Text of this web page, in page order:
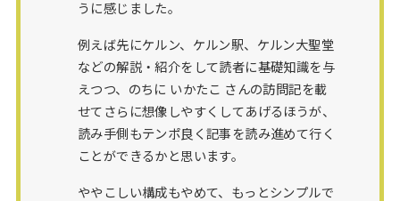
うに感じました。
例えば先にケルン、ケルン駅、ケルン大聖堂
などの解説・紹介をして読者に基礎知識を与
えつつ、のちに いかたこ さんの訪問記を載
せてさらに想像しやすくしてあげるほうが、
読み手側もテンポ良く記事を読み進めて行く
ことができるかと思います。
ややこしい構成もやめて、もっとシンプルで